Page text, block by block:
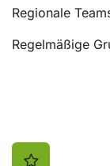
Regionale
Regelmäßige